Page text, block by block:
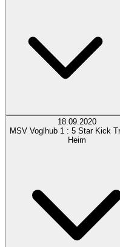
18.09.2020
MSV Voglhub 1 : 5 Star Kick
Heim